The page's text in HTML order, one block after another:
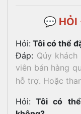
💬 HỎI
Hỏi: Tôi có thể
Đáp: Qúy
viên bán hàng
hỗ trợ. Hoặc
Hỏi: Tôi có